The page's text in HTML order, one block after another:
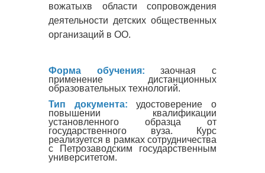
вожатыхв области сопровождения
деятельности детских общественных
организаций в ОО.
Форма обучения: заочная с
применение дистанционных
образовательных технологий.
Тип документа:удостоверение о
повышении квалификации
установленного образца от
государственного вуза. Курс
реализуется в рамках сотрудничества
с Петрозаводским государственным
университетом.